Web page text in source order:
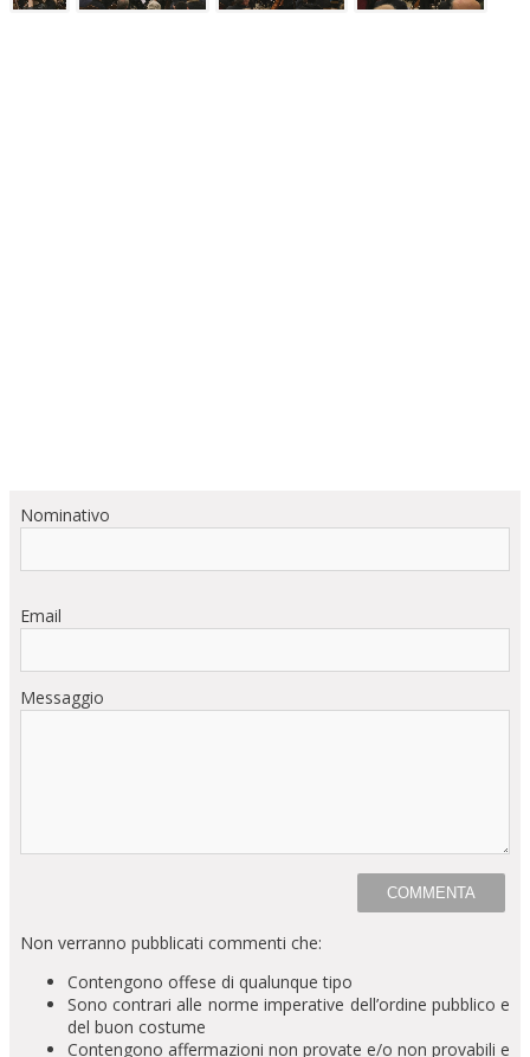
Nominativo
Email
Messaggio
Non verranno pubblicati commenti che:
Contengono offese di qualunque tipo
Sono contrari alle norme imperative dell’ordine pubblico e
del buon costume
Contengono affermazioni non provate e/o non provabili e